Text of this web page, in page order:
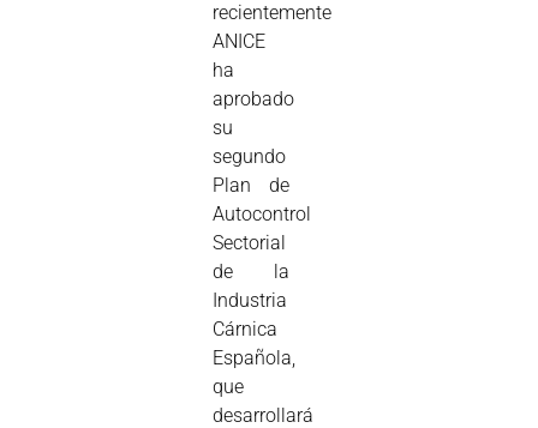
recientemente
ANICE
ha
aprobado
su
segundo
Plan de
Autocontrol
Sectorial
de la
Industria
Cárnica
Española,
que
desarrollará